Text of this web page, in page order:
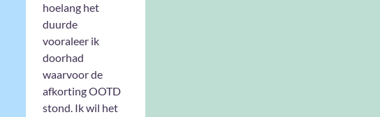
hoelang het
duurde
vooraleer ik
doorhad
waarvoor de
afkorting OOTD
stond. Ik wil het